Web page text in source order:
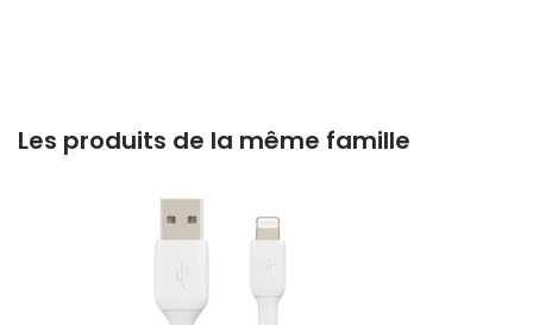
Les produits de la même famille